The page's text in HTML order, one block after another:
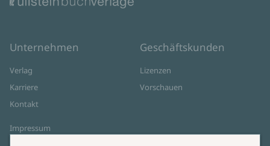
Unternehmen
Verlag
Karriere
Kontakt
Impressum
Geschäftskunden
Lizenzen
Vorschauen